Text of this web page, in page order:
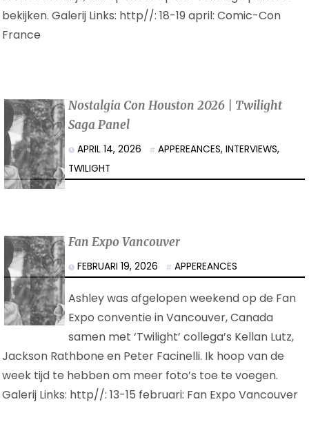
bekijken. Galerij Links: http//: 18-19 april: Comic-Con
France
Nostalgia Con Houston 2026 | Twilight
Saga Panel
APRIL 14, 2026 APPEREANCES,INTERVIEWS,
TWILIGHT
Fan Expo Vancouver
FEBRUARI 19, 2026 APPEREANCES
Ashley was afgelopen weekend op de Fan
Expo conventie in Vancouver, Canada
samen met ‘Twilight’ collega’s Kellan Lutz,
Jackson Rathbone en Peter Facinelli. Ik hoop van de
week tijd te hebben om meer foto’s toe te voegen.
Galerij Links: http//: 13-15 februari: Fan Expo Vancouver